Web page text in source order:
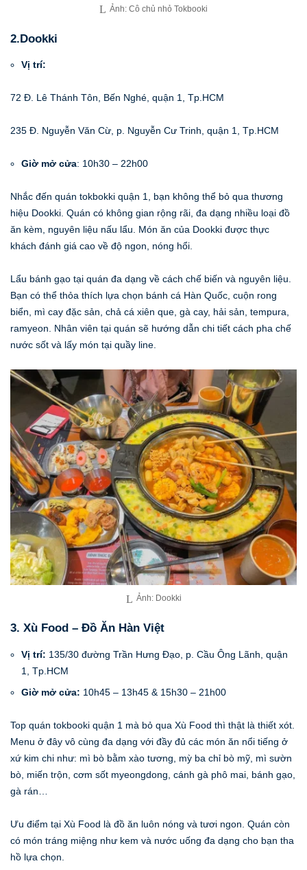
Ảnh: Cô chủ nhỏ Tokbooki
2.Dookki
Vị trí:
72 Đ. Lê Thánh Tôn, Bến Nghé, quận 1, Tp.HCM
235 Đ. Nguyễn Văn Cừ, p. Nguyễn Cư Trinh, quận 1, Tp.HCM
Giờ mở cửa: 10h30 – 22h00
Nhắc đến quán tokbokki quận 1, bạn không thể bỏ qua thương
hiệu Dookki. Quán có không gian rộng rãi, đa dạng nhiều loại đồ
ăn kèm, nguyên liệu nấu lẩu. Món ăn của Dookki được thực
khách đánh giá cao về độ ngon, nóng hổi.
Lẩu bánh gạo tại quán đa dạng về cách chế biến và nguyên liệu.
Bạn có thể thỏa thích lựa chọn bánh cá Hàn Quốc, cuộn rong
biển, mì cay đặc sản, chả cá xiên que, gà cay, hải sản, tempura,
ramyeon. Nhân viên tại quán sẽ hướng dẫn chi tiết cách pha chế
nước sốt và lấy món tại quầy line.
Ảnh: Dookki
3. Xù Food – Đồ Ăn Hàn Việt
Vị trí: 135/30 đường Trần Hưng Đạo, p. Cầu Ông Lãnh, quận
1, Tp.HCM
Giờ mở cửa: 10h45 – 13h45 & 15h30 – 21h00
Top quán tokbooki quận 1 mà bỏ qua Xù Food thì thật là thiết xót.
Menu ở đây vô cùng đa dạng với đầy đủ các món ăn nổi tiếng ở
xứ kim chi như: mì bò bằm xào tương, mỳ ba chỉ bò mỹ, mì sườn
bò, miến trộn, cơm sốt myeongdong, cánh gà phô mai, bánh gạo,
gà rán…
Ưu điểm tại Xù Food là đồ ăn luôn nóng và tươi ngon. Quán còn
có món tráng miệng như kem và nước uống đa dạng cho bạn tha
hồ lựa chọn.